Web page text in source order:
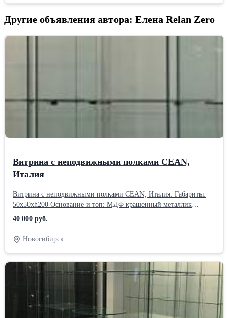
Другие объявления автора: Елена Relan Zero
Витрина с неподвижными полками CEAN,
Италия
Витрина с неподвижными полками CEAN, Италия: Габариты:
50x50xh200 Основание и топ: МДФ крашенный металлик
Подсветка: 1 светодиодная лампочка Количество полок: 5
Расстояние м/у полками: 30 см Напольные колесики Дверца
распашная с замком 90 кг В наличии 1 шт.
Самовывоз.Производитель: Italvetrine, Италия
40 000 руб.
Новосибирск